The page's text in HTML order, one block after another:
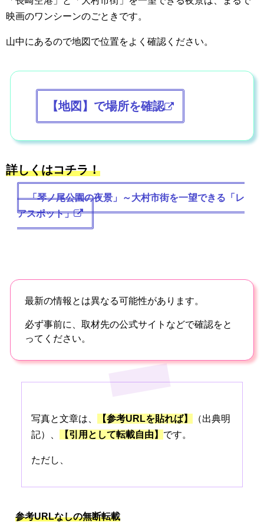
映画のワンシーンのごときです。
山中にあるので地図で位置をよく確認ください。
【地図】で場所を確認
詳しくはコチラ！
「琴ノ尾公園の夜景」～大村市街を一望できる「レ
アスポット」
最新の情報とは異なる可能性があります。
必ず事前に、取材先の公式サイトなどで確認をと
ってください。
写真と文章は、 【参考URLを貼れば】
（出典明
記）、
【引用として転載自由】 です。
ただし、
参考URLなしの無断転載